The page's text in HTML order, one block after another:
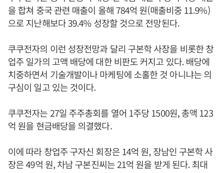
을 합쳐 중국 관련 매출이 올해 784억 원(매출비중 11.9%)
으로 지난해보다 39.4% 성장할 것으로 전망된다.
쿠쿠전자의 이런 성장전망과 달리 구본학 사장을 비롯한 창
업주 일가의 고액 배당에 대한 비판도 커지고 있다. 배당에
치중하면서 기술개발이나 마케팅에 소홀한 것 아니냐는 의
구심이 일고 있는 것이다.
쿠쿠전자는 27일 주주총회를 열어 1주당 1500원, 총액 123
억 원을 현금배당을 의결했다.
이에 따라 창업주 구자신 회장은 14억 원, 장남인 구본학 사
장은 49억 원, 차남 구본진씨는 21억 원을 받게 된다. 최대